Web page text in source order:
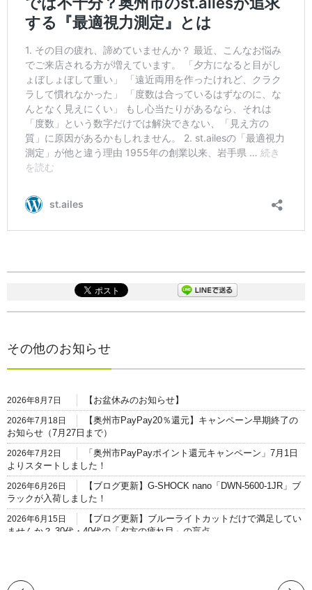
その他のお知らせ
2026年8月7日 【お盆休みのお知らせ】
2026年7月18日
【奥州市PayPay20％還元】キャンペーン早期終了の
お知らせ（7月27日まで）
2026年7月2日
「奥州市PayPayポイント還元キャンペーン」7月1日
よりスタートしました！
2026年6月26日
【ブログ更新】G-SHOCK nano「DWN-5600-1JR」ブ
ラックが入荷しました！
2026年6月15日
【ブログ更新】ブルーライトカットだけで満足してい
ませんか？ 30代・40代の「夕方の疲れ目」の盲点。
2026年5月28日
【ブログ更新】メガネとサングラスが1本に!?「調光レ